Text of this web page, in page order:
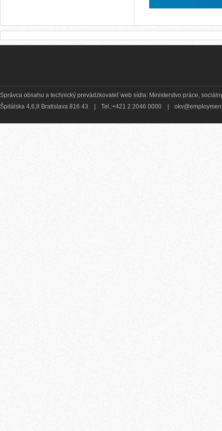
Správca obsahu a technický prevádzkovateľ web sídla: Ministerstvo práce,
Špitálska 4,6,8 Bratislava 816 43
Tel.:+421 2 2046 0000